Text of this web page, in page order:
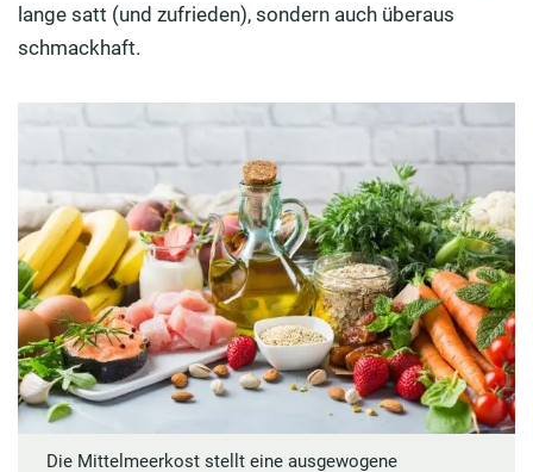
lange satt (und zufrieden), sondern auch überaus
schmackhaft.
Die Mittelmeerkost stellt eine ausgewogene